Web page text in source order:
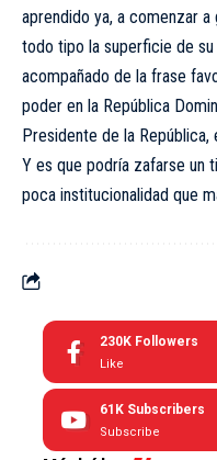
aprendido ya, a comenzar
todo tipo la superficie de
acompañado de la frase
poder en la República
Presidente de la
Y es que podría zafarse un
poca institucionalidad que
230K Followers
Like
61K Subscribers
Subscribe